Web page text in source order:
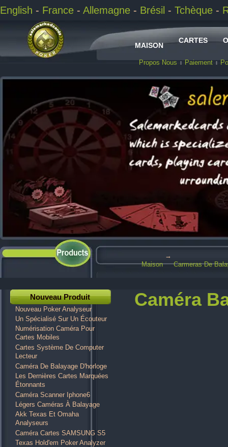
English - France - Allemagne - Brésil - Tchèque -
MAISON
CARTES
Propos Nous Paiement
Maison→Carmeras De
Nouveau Produit
Nouveau Poker Analyseur
Un Spécialisé Sur Un Écouteur
Numérisation Caméra Pour
Cartes Mobiles
Cartes Système De Computer
Lecteur
Caméra De Balayage D'horloge
Les Dernières Cartes Marquées
Étonnants
Caméra Scanner Iphone6
Légers Caméras À Balayage
Akk Texas Et Omaha
Analyseurs
Caméra Cartes SAMSUNG S5
Texas Hold'em Poker Analyzer
Caméra